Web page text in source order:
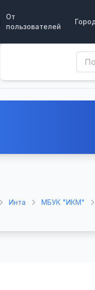
От
пользователей
Инта МБУК "ИКМ"